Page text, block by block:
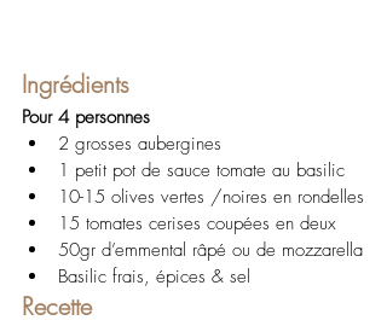
Ingrédients
Pour 4 personnes
2 grosses aubergines
1 petit pot de sauce tomate au basilic
10-15 olives vertes /noires en rondelles
15 tomates cerises coupées en deux
50gr d’emmental râpé ou de mozzarella
Basilic frais, épices & sel
Recette